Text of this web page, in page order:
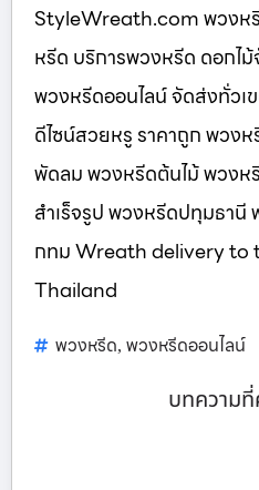
StyleWreath.com พวงห
หรีด บริการพวงหรีด ดอกไ
พวงหรีดออนไลน์ จัดส่งทั่วเ
ดีไซน์สวยหรู ราคาถูก พวง
พัดลม พวงหรีดต้นไม้ พวงห
สำเร็จรูป พวงหรีดปทุมธา
กทม Wreath delivery to
Thailand
พวงหรีด, พวงหรีดออนไลน์
บทความ